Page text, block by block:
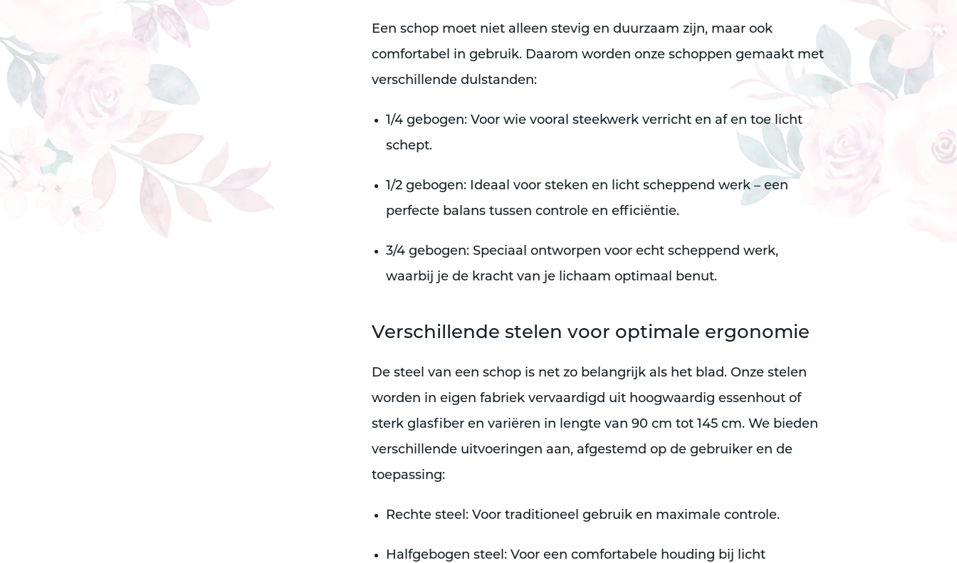
Een schop moet niet alleen stevig en duurzaam zijn, maar ook
comfortabel in gebruik. Daarom worden onze schoppen gemaakt met
verschillende dulstanden:
1/4 gebogen: Voor wie vooral steekwerk verricht en af en toe licht
schept.
1/2 gebogen: Ideaal voor steken en licht scheppend werk – een
perfecte balans tussen controle en efficiëntie.
3/4 gebogen: Speciaal ontworpen voor echt scheppend werk,
waarbij je de kracht van je lichaam optimaal benut.
Verschillende stelen voor optimale ergonomie
De steel van een schop is net zo belangrijk als het blad. Onze stelen
worden in eigen fabriek vervaardigd uit hoogwaardig essenhout of
sterk glasfiber en variëren in lengte van 90 cm tot 145 cm. We bieden
verschillende uitvoeringen aan, afgestemd op de gebruiker en de
toepassing:
Rechte steel: Voor traditioneel gebruik en maximale controle.
Halfgebogen steel: Voor een comfortabele houding bij licht